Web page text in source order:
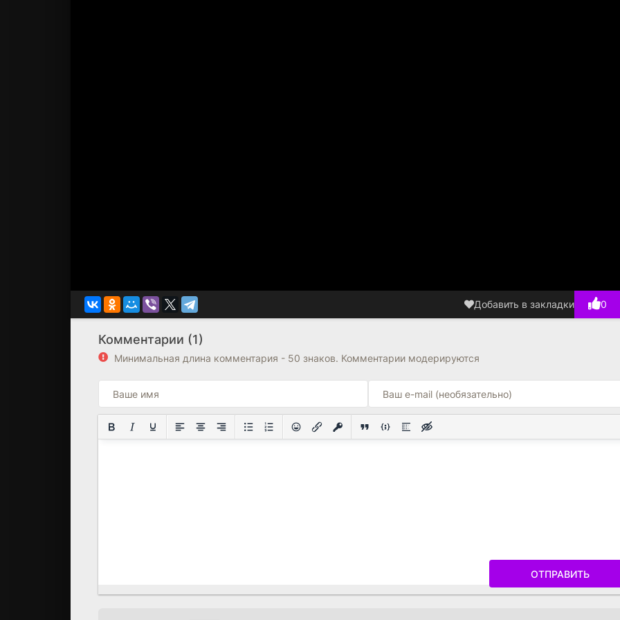
Добавить в закладки 0
Комментарии (1)
Минимальная длина комментария - 50 знаков. Комментарии модерируются
ОТПРАВИТЬ